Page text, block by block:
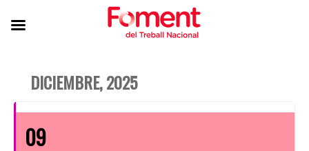
DICIEMBRE, 2025
09